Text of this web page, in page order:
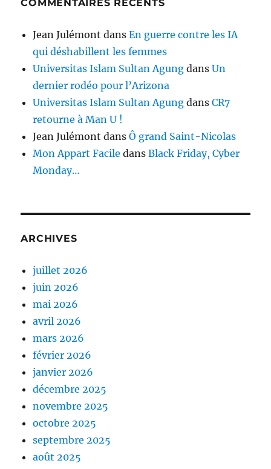
COMMENTAIRES RÉCENTS
Jean Julémont dansEn guerre contre les IA
qui déshabillent les femmes
Universitas Islam Sultan Agung dansUn
dernier rodéo pour l’Arizona
Universitas Islam Sultan Agung dansCR7
retourne à Man U !
Jean Julémont dansÔ grand Saint-Nicolas
Mon Appart Facile dansBlack Friday, Cyber
Monday…
ARCHIVES
juillet 2026
juin 2026
mai 2026
avril 2026
mars 2026
février 2026
janvier 2026
décembre 2025
novembre 2025
octobre 2025
septembre 2025
août 2025